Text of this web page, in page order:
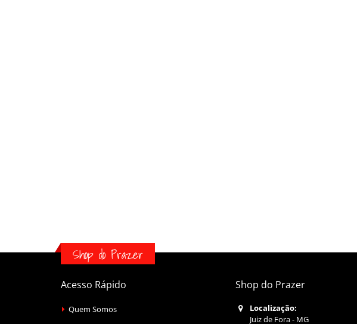
Shop do Prazer
Acesso Rápido
Quem Somos
Shop do Prazer
Localização:
Juiz de Fora - MG